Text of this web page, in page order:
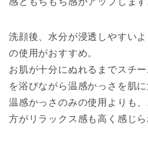
洗顔後、水分が浸透しやすい
の使用がおすすめ。
お肌が十分にぬれるまでスチ
を浴びながら温感かっさを肌に
温感かっさのみの使用よりも
方がリラックス感も高く感じら